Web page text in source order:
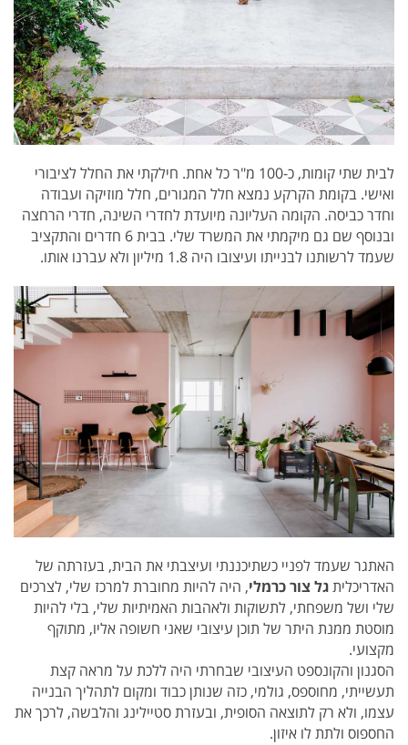
לבית שתי קומות, כ-100 מ"ר כל אחת. חילקתי את החלל לציבורי
ואישי. בקומת הקרקע נמצא חלל המגורים, חלל מוזיקה ועבודה
וחדר כביסה. הקומה העליונה מיועדת לחדרי השינה, חדרי הרחצה
ובנוסף שם גם מיקמתי את המשרד שלי. בבית 6 חדרים והתקציב
שעמד לרשותנו לבנייתו ועיצובו היה 1.8 מיליון ולא עברנו אותו.
האתגר שעמד לפניי כשתיכננתי ועיצבתי את הבית, בעזרתה של
האדריכליתגל צור כרמלי, היה להיות מחוברת למרכז שלי, לצרכים
שלי ושל משפחתי, לתשוקות ולאהבות האמיתיות שלי, בלי להיות
מוסטת ממנת היתר של תוכן עיצובי שאני חשופה אליו, מתוקף
מקצועי.
הסגנון והקונספט העיצובי שבחרתי היה ללכת על מראה קצת
תעשייתי, מחוספס, גולמי, כזה שנותן כבוד ומקום לתהליך הבנייה
עצמו, ולא רק לתוצאה הסופית, ובעזרת סטיילינג והלבשה, לרכך את
החספוס ולתת לו איזון.